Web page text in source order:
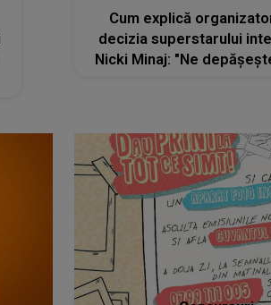
Cum explică
decizia superstarului
Nicki Minaj: "Ne